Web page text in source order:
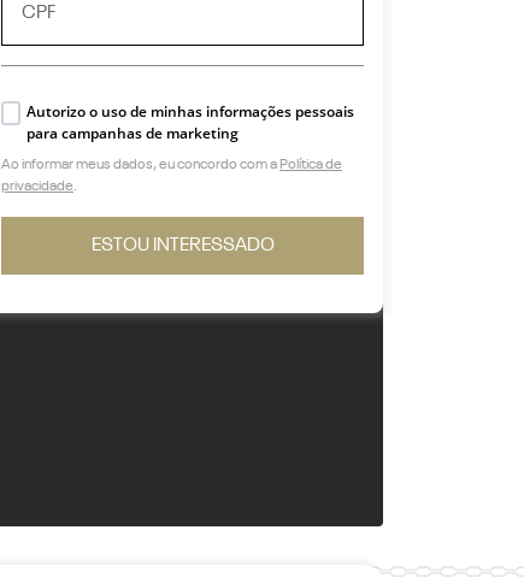
Autorizo o uso de minhas informações pessoais
para campanhas de marketing
Ao informar meus dados, eu concordo com a Política de
privacidade.
ESTOU INTERESSADO